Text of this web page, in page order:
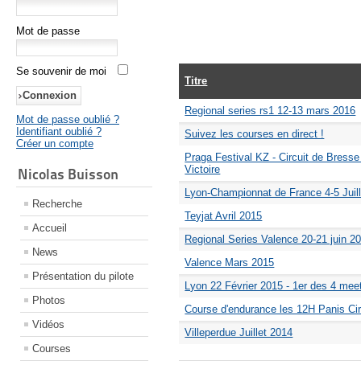
Mot de passe
Se souvenir de moi
Mot de passe oublié ?
Identifiant oublié ?
Créer un compte
Nicolas Buisson
Recherche
Accueil
News
Présentation du pilote
Photos
Vidéos
Courses
Titre
Regional series rs1 12-13 mars 2016
Suivez les courses en direct !
Praga Festival KZ - Circuit de
Victoire
Lyon-Championnat de France 4-5
Teyjat Avril 2015
Regional Series Valence 20-21 juin
Valence Mars 2015
Lyon 22 Février 2015 - 1er des 4
Course d'endurance les 12H Panis
Villeperdue Juillet 2014